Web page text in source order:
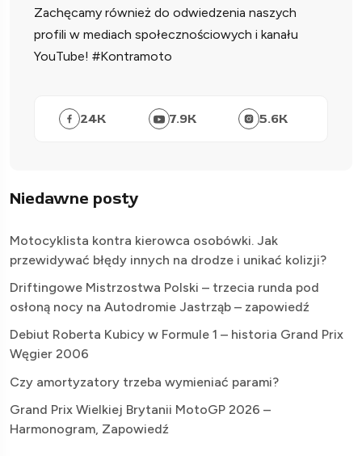
Zachęcamy również do odwiedzenia naszych
profili w mediach społecznościowych i kanału
YouTube! #Kontramoto
24K 7.9K 5.6K
Niedawne posty
Motocyklista kontra kierowca osobówki. Jak
przewidywać błędy innych na drodze i unikać kolizji?
Driftingowe Mistrzostwa Polski – trzecia runda pod
osłoną nocy na Autodromie Jastrząb – zapowiedź
Debiut Roberta Kubicy w Formule 1 – historia Grand Prix
Węgier 2006
Czy amortyzatory trzeba wymieniać parami?
Grand Prix Wielkiej Brytanii MotoGP 2026 –
Harmonogram, Zapowiedź